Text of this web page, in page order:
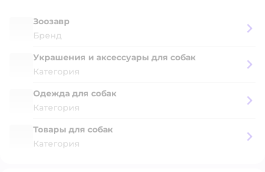
Зоозавр
Бренд
Украшения и аксессуары для собак
Категория
Одежда для собак
Категория
Товары для собак
Категория